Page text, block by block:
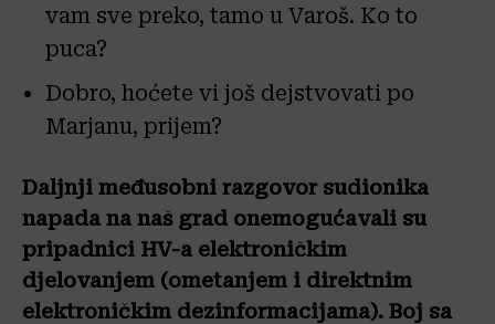
vam sve preko, tamo u Varoš. Ko to
puca?
Dobro, hoćete vi još dejstvovati po
Marjanu, prijem?
Daljnji međusobni razgovor sudionika
napada na naš grad onemogućavali su
pripadnici HV-a elektroničkim
djelovanjem (ometanjem i direktnim
elektroničkim dezinformacijama). Boj sa